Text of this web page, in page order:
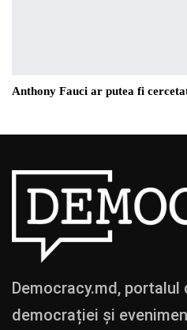
Anthony Fauci ar putea fi
Democracy.md,
democrației și